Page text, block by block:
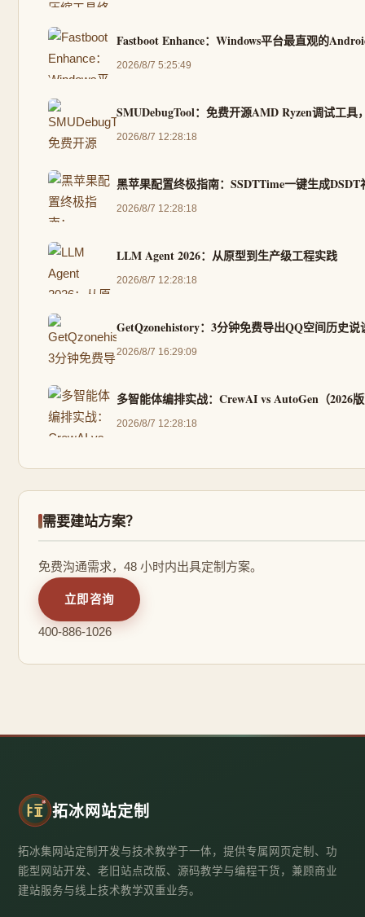
Fastboot Enhance：Windows平台最直观的
2026/8/7 5:25:49
SMUDebugTool：免费开源AMD Ryzen调试工具
2026/8/7 12:28:18
黑苹果配置终极指南：SSDTTime一键生成
2026/8/7 12:28:18
LLM Agent 2026：从原型到生产级工程实践
2026/8/7 12:28:18
GetQzonehistory：3分钟免费导出QQ空间历史
2026/8/7 16:29:09
多智能体编排实战：CrewAI vs AutoGen（2026
2026/8/7 12:28:18
需要建站方案？
免费沟通需求，48 小时内出具定制方案。
立即咨询
400-886-1026
拓冰网站定制
拓冰集网站定制开发与技术教学于一体，提供专属网页定制、功
能型网站开发、老旧站点改版、源码教学与编程干货，兼顾商业
建站服务与线上技术教学双重业务。